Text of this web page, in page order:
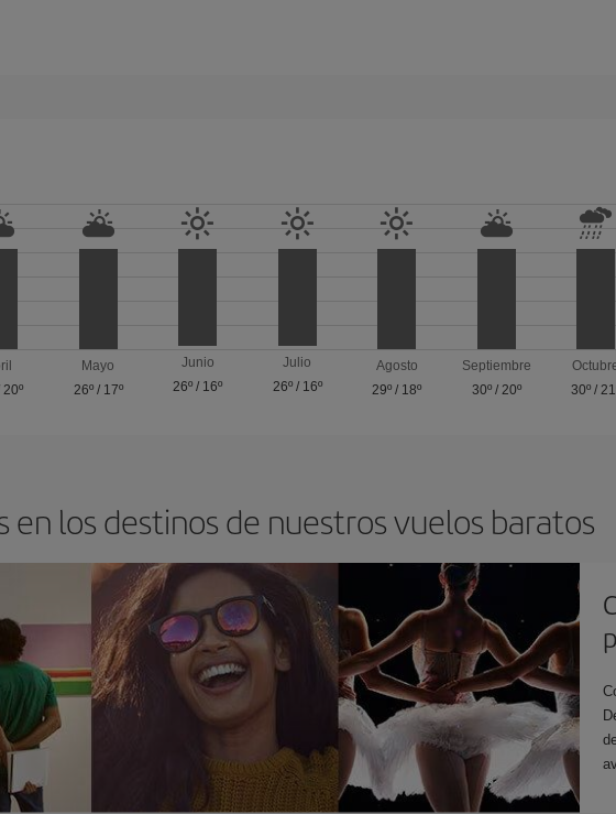
20º
Mayo
26º/ 17º
Junio
26º / 16º
Julio
26º/ 16º
Agosto
29º / 18º
Septiembre
30º/ 20º
30º /
en los destinos de nuestros vuelos baratos